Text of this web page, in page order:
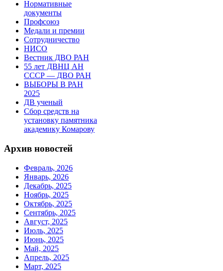
Нормативные
документы
Профсоюз
Медали и премии
Сотрудничество
НИСО
Вестник ДВО РАН
55 лет ДВНЦ АН
СССР — ДВО РАН
ВЫБОРЫ В РАН
2025
ДВ ученый
Сбор средств на
установку памятника
академику Комарову
Архив новостей
Февраль, 2026
Январь, 2026
Декабрь, 2025
Ноябрь, 2025
Октябрь, 2025
Сентябрь, 2025
Август, 2025
Июль, 2025
Июнь, 2025
Май, 2025
Апрель, 2025
Март, 2025